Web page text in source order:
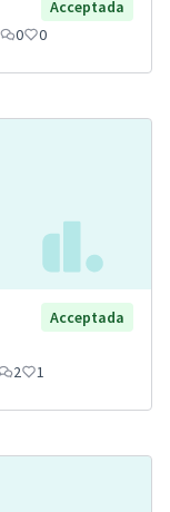
Acceptada
0 0
Acceptada
2 1